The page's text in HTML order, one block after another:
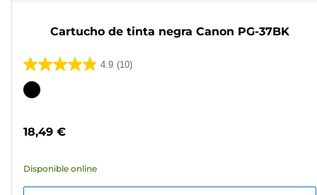
Cartucho de tinta negra Canon PG-37BK
4.9 (10)
4.9
de
10
Cartucho
18,49 €
Disponible online